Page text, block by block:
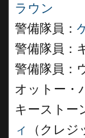
ラウン
警備隊員：
警備隊員：
警備隊員：
オットー・
キーストー
ィ
（クレジ